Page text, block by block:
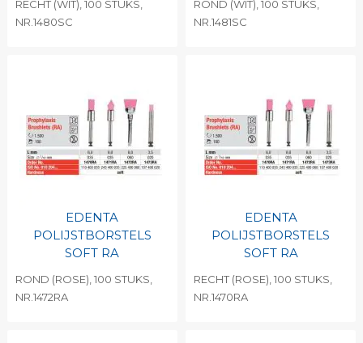
RECHT (WIT), 100 STUKS,
NR.1480SC
ROND (WIT), 100 STUKS,
NR.1481SC
EDENTA
POLIJSTBORSTELS
SOFT RA
ROND (ROSE), 100 STUKS,
NR.1472RA
EDENTA
POLIJSTBORSTELS
SOFT RA
RECHT (ROSE), 100 STUKS,
NR.1470RA